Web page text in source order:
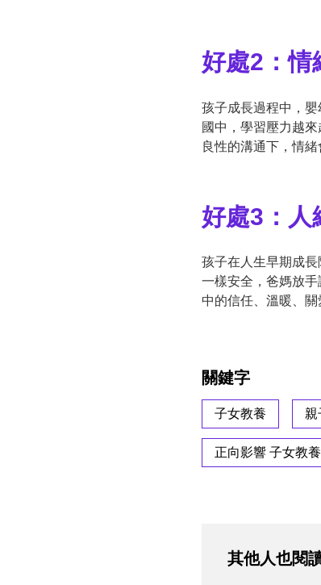
好處2：情
孩子成長過程中，
國中，學習壓力越
良性的溝通下，情緒
好處3：人
孩子在人生早期成
一樣安全，爸媽放
中的信任、溫暖、關
關鍵字
子女教養 親
正向影響 子女教養
其他人也閱